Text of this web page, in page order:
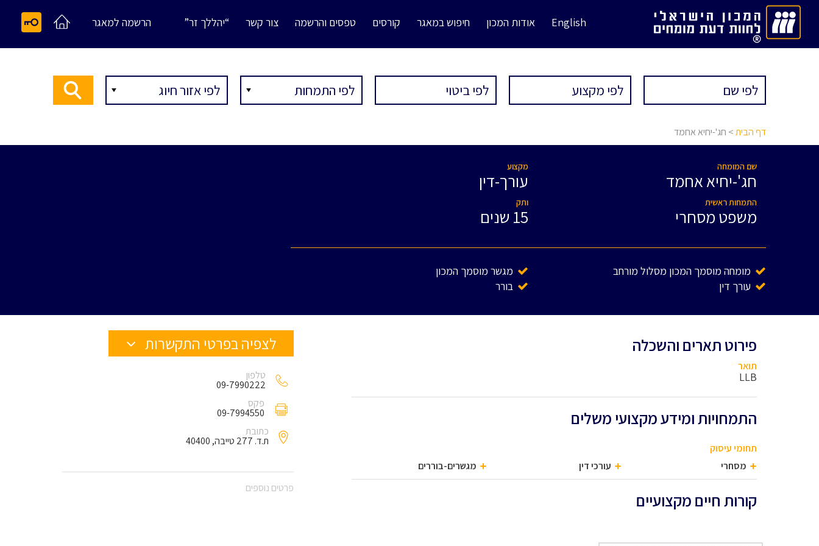
English אודות המכון חיפוש במאגר קורסים טפסים והרשמה צור קשר “יהללך זר” הרשמה למאגר
דף הבית> חג'-יחיא אחמד
שם המומחה
חג'-יחיא אחמד
התמחות ראשית
משפט מסחרי
מקצוע
עורך-דין
ותק
15 שנים
מומחה מוסמך המכון מסלול מורחב
עורך דין
מגשר מוסמך המכון
בורר
פירוט תארים והשכלה
תואר
LLB
התמחויות ומידע מקצועי משלים
תחומי עיסוק
מסחרי
עורכי דין מגשרים-בוררים
קורות חיים מקצועיים
לצפיה בפרטי התקשרות
טלפון
09-7990222
פקס
09-7994550
כתובת
ת.ד. 277 טייבה, 40400
פרטים נוספים